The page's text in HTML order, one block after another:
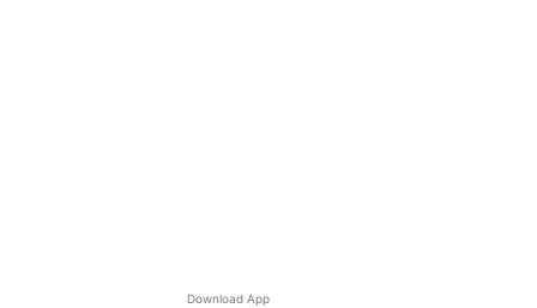
Download App